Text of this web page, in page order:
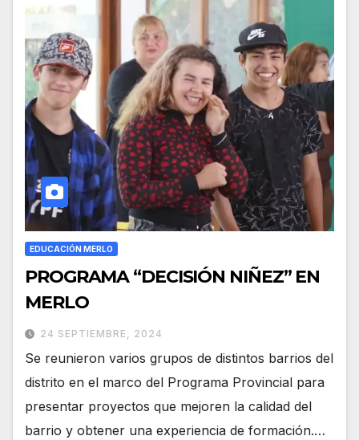
EDUCACIÓN MERLO
PROGRAMA “DECISIÓN NIÑEZ” EN
MERLO
24 SEPTIEMBRE, 2024
Se reunieron varios grupos de distintos barrios del
distrito en el marco del Programa Provincial para
presentar proyectos que mejoren la calidad del
barrio y obtener una experiencia de formación.…